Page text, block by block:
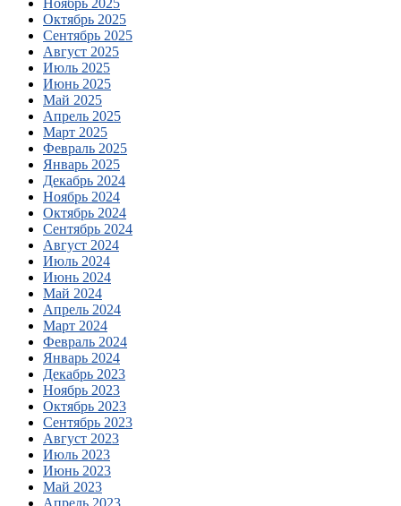
Октябрь 2025
Сентябрь 2025
Август 2025
Июль 2025
Июнь 2025
Май 2025
Апрель 2025
Март 2025
Февраль 2025
Январь 2025
Декабрь 2024
Ноябрь 2024
Октябрь 2024
Сентябрь 2024
Август 2024
Июль 2024
Июнь 2024
Май 2024
Апрель 2024
Март 2024
Февраль 2024
Январь 2024
Декабрь 2023
Ноябрь 2023
Октябрь 2023
Сентябрь 2023
Август 2023
Июль 2023
Июнь 2023
Май 2023
Апрель 2023